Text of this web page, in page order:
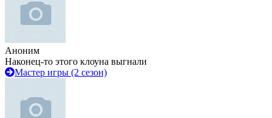
Аноним
Наконец-то этого клоуна выгнали
Мастер игры (2 сезон)